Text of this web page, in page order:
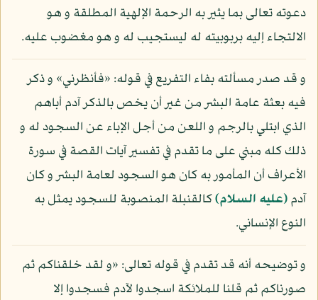
دعوته تعالى بما يثير به الرحمة الإلهية المطلقة و هو
الالتجاء إليه بربوبيته له ليستجيب له و هو مغضوب عليه.
و قد صدر مسألته بفاء التفريع في قوله: «فأنظرني» و ذكر
فيه بعثة عامة البشر من غير أن يخص بالذكر آدم أباهم
الذي ابتلي بالرجم و اللعن من أجل الإباء عن السجود له و
ذلك كله مبني على ما تقدم في تفسير آيات القصة في سورة
الأعراف أن المأمور به كان هو السجود لعامة البشر و كان
آدم(عليه السلام)كالقنبلة المنصوبة للسجود يمثل به
النوع الإنساني.
و توضيحه أنه قد تقدم في قوله تعالى: «و لقد خلقناكم ثم
صورناكم ثم قلنا للملائكة اسجدوا لآدم فسجدوا إلا